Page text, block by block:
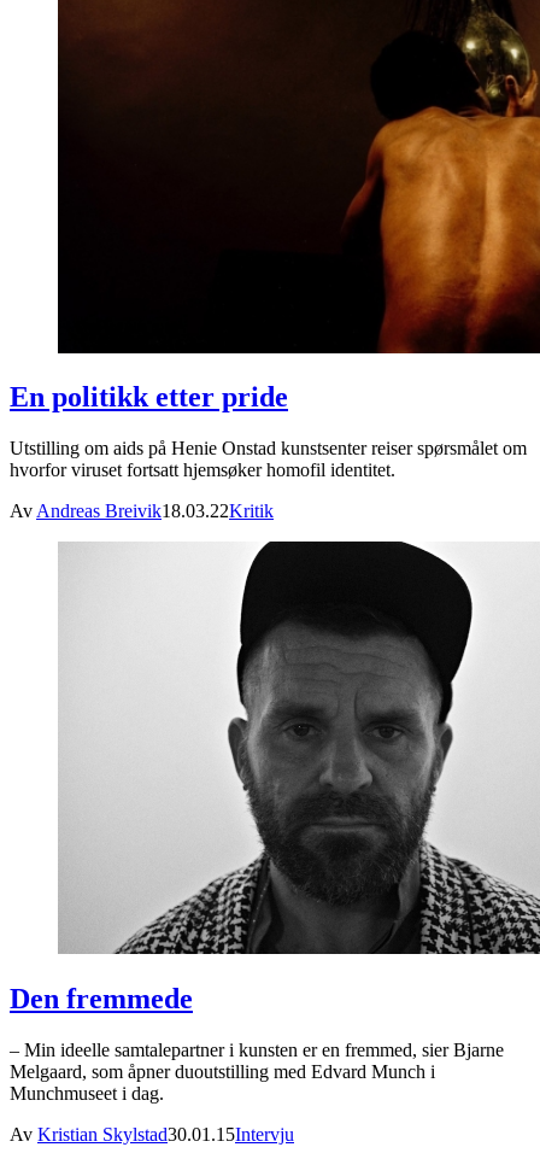
En politikk etter pride
Utstilling om aids på Henie Onstad kunstsenter reiser spørsmålet om
hvorfor viruset fortsatt hjemsøker homofil identitet.
Av Andreas Breivik18.03.22Kritik
Den fremmede
– Min ideelle samtalepartner i kunsten er en fremmed, sier Bjarne
Melgaard, som åpner duoutstilling med Edvard Munch i
Munchmuseet i dag.
Av Kristian Skylstad30.01.15Intervju